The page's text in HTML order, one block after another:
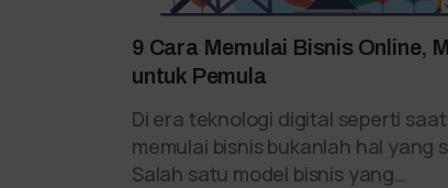
9 Cara Memulai Bisnis Online,
untuk Pemula
Di era teknologi digital seperti saat
memulai bisnis bukanlah hal yang
Salah satu model bisnis yang…